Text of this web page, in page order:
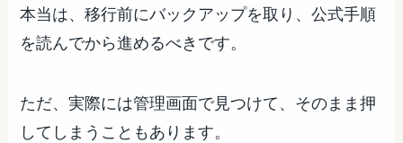
本当は、移行前にバックアップを取り、公式手順
を読んでから進めるべきです。
ただ、実際には管理画面で見つけて、そのまま押
してしまうこともあります。